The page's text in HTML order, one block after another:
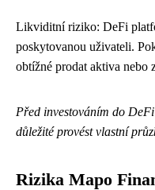
Likviditní riziko: DeFi
poskytovanou uživateli.
obtížné prodat aktiva nebo
Před investováním do
důležité provést vlastní
Rizika Mapo